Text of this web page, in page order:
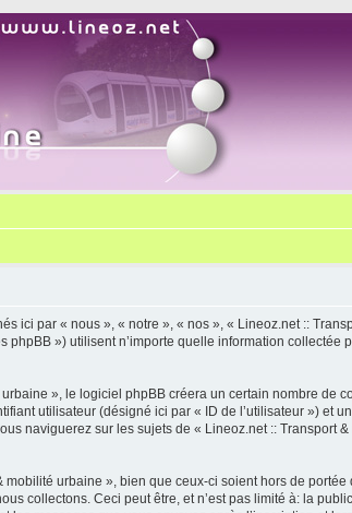
par « nous », « notre », « nos », « Lineoz.net ::
») utilisent n’importe quelle information collectée
», le logiciel phpBB créera un certain nombre de
utilisateur (désigné ici par « ID de l’utilisateur ») et
naviguerez sur les sujets de « Lineoz.net :: Transport
urbaine », bien que ceux-ci soient hors de
collectons. Ceci peut être, et n’est pas limité à: la